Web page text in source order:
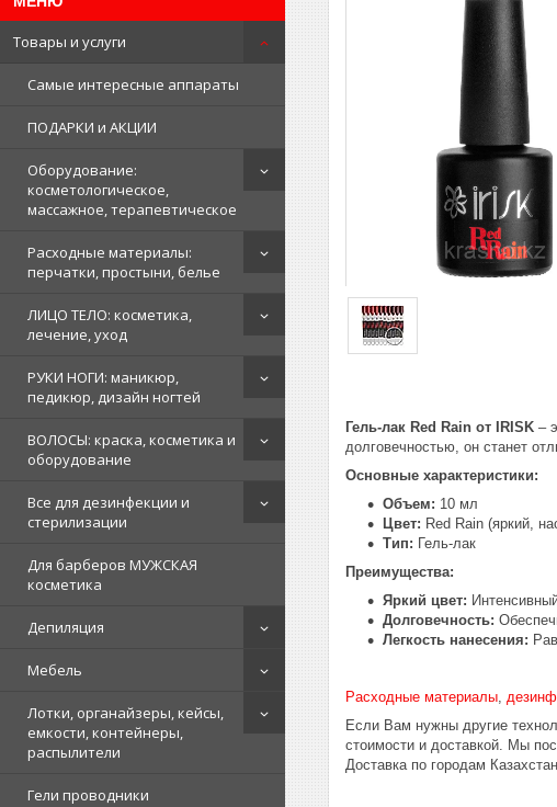
Товары и услуги
Самые интересные аппараты
ПОДАРКИ и АКЦИИ
Оборудование:
косметологическое,
массажное, терапевтическое
Расходные материалы:
перчатки, простыни, белье
ЛИЦО ТЕЛО: косметика,
лечение, уход
РУКИ НОГИ: маникюр,
педикюр, дизайн ногтей
ВОЛОСЫ: краска, косметика и
оборудование
Все для дезинфекции и
стерилизации
Для барберов МУЖСКАЯ
косметика
Депиляция
Мебель
Лотки, органайзеры, кейсы,
емкости, контейнеры,
распылители
Гели проводники
Гель-лак Red Rain от IRISK –
долговечностью, он станет
Основные характеристики:
Объем: 10 мл
Цвет: Red Rain (яркий,
Тип: Гель-лак
Преимущества:
Яркий цвет:
Долговечность:
Легкость нанесения:
Расходные материалы
Если Вам нужны другие
стоимости и доставкой.
Мы
Доставка по городам